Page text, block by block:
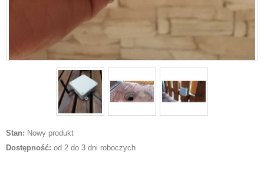
Stan: Nowy produkt
Dostępność: od 2 do 3 dni roboczych